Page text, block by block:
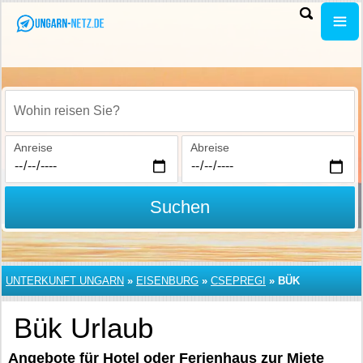
Wohin reisen Sie?
Anreise Abreise
Suchen
UNTERKUNFT UNGARN » EISENBURG » CSEPREGI » BÜK
Bük Urlaub
Angebote für Hotel oder Ferienhaus zur Miete